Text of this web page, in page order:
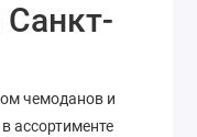
чемоданов и
ассортименте